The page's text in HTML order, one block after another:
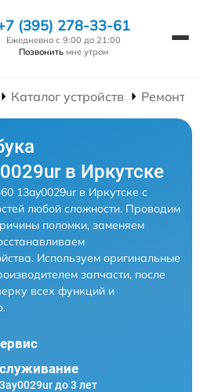
(395) 278-33-61
Ежедневно с 9:00 до 21:00
Позвонить мне утром
Каталог устройств Ремонт
в Иркутске
13ay0029ur в Иркутске с
любой сложности. Проводим
поломки, заменяем
Используем оригинальные
запчасти, после
всех функций и
до 3 лет